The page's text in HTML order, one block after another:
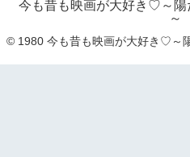
今も昔も映画が大好き♡～陽
～
© 1980 今も昔も映画が大好き♡～